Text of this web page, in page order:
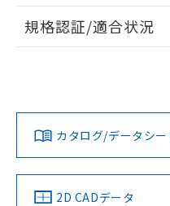
ログ
ダウンロードデータをご利
みください。
ソフトウェアの使用条件
EU RoHS 注意事項・
対応済み
中国 RoHS 注意事項・
規格認証/適合状況
LR型式承認
（イギリス
船舶規格）
DNV型式
（ノルウ
カタログ/データシ
2D CADデータ